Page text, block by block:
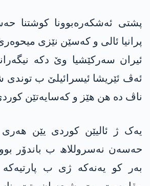
پشتی ئەشکەرەبوونا کوشتنا
پرانیا ئالی و کەسێن نێزی
ئیران سەرکێشیا وێ دکە
ئەڤ ئێریشا ئیسرائیلێ ب توندی
ناڤ دە هن هێز و کەسایەتێن
یەک ژ ئالیێن کوردی یێن
حەسەن نەسروللاھ ب باندۆر
بەر کو یەنەکە ژی ب